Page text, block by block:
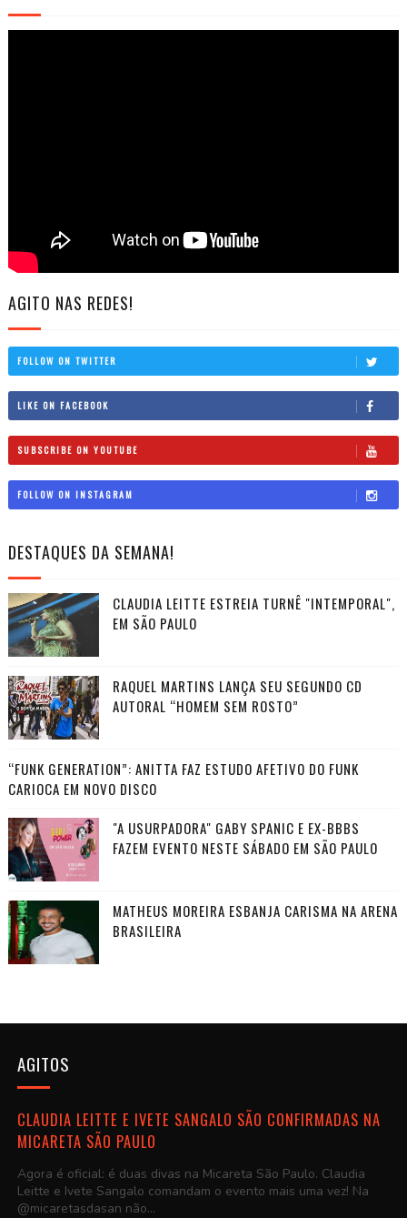
AGITO NAS REDES!
FOLLOW ON TWITTER
LIKE ON FACEBOOK
SUBSCRIBE ON YOUTUBE
FOLLOW ON INSTAGRAM
DESTAQUES DA SEMANA!
CLAUDIA LEITTE ESTREIA TURNÊ "INTEMPORAL",
EM SÃO PAULO
RAQUEL MARTINS LANÇA SEU SEGUNDO CD
AUTORAL “HOMEM SEM ROSTO”
“FUNK GENERATION”: ANITTA FAZ ESTUDO AFETIVO DO FUNK
CARIOCA EM NOVO DISCO
"A USURPADORA" GABY SPANIC E EX-BBBS
FAZEM EVENTO NESTE SÁBADO EM SÃO PAULO
MATHEUS MOREIRA ESBANJA CARISMA NA ARENA
BRASILEIRA
AGITOS
CLAUDIA LEITTE E IVETE SANGALO SÃO CONFIRMADAS NA
MICARETA SÃO PAULO
Agora é oficial: é duas divas na Micareta São Paulo. Claudia
Leitte e Ivete Sangalo comandam o evento mais uma vez! Na
@micaretasdasan não...